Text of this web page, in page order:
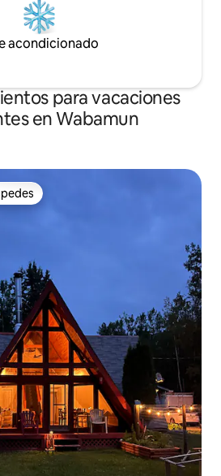
acondicionado
para vacaciones
en Wabamun
preferido